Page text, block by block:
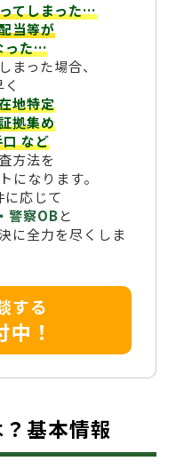
てしまった…
当等が
った…
まった場合、
地特定
拠集め
口など
方法を
になります。
に応じて
警察OBと
に全力を尽くしま
する
！
基本情報